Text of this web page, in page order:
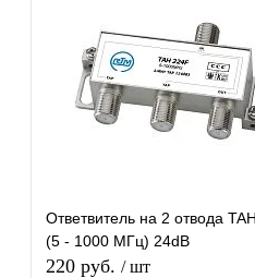
Ответвитель на 2 отвода
(5 - 1000 МГц) 24dB
220 руб. / шт